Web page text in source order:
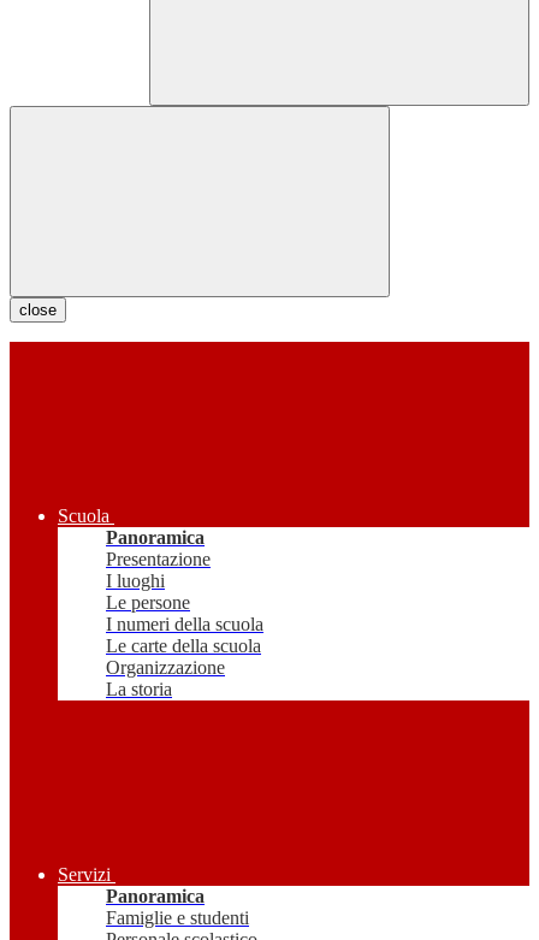
close
Scuola
Panoramica
Presentazione
I luoghi
Le persone
I numeri della scuola
Le carte della scuola
Organizzazione
La storia
Servizi
Panoramica
Famiglie e studenti